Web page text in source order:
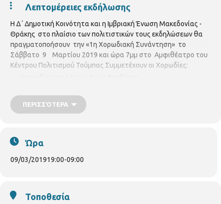
Λεπτομέρειες εκδήλωσης
Η Δ΄ Δημοτική Κοινότητα και η Ιμβριακή Ένωση Μακεδονίας -
Θράκης στο πλαίσιο των πολιτιστικών τους εκδηλώσεων θα
πραγματοποήσουν την «1η Χορωδιακή Συνάντηση» το
Σάββατο 9 Μαρτίου 2019 και ώρα 7μμ στο Αμφιθέατρο του
Κέντρου Πολιτισμού Τούμπας Συμμετέχουν οι Χορωδίες:
Θεράποντα
Η είσοδος είναι ελεύθερη.
ΠΕΡΙΣΣΌΤΕΡΑ
Ώρα
09/03/201919:00-09:00
Τοποθεσία